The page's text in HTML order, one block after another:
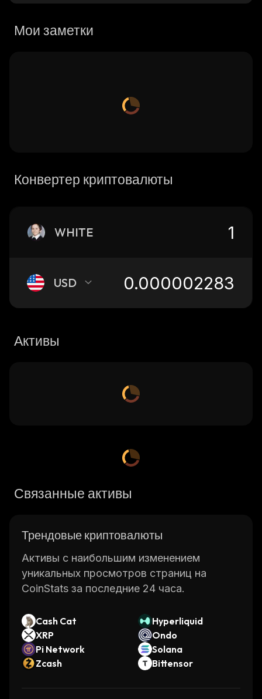
Мои заметки
Конвертер криптовалюты
WHITE
USD
Активы
Связанные активы
Трендовые криптовалюты
Активы с наибольшим изменением
уникальных просмотров страниц на
CoinStats за последние 24 часа.
Cash Cat
Hyperliquid
XRP
Ondo
Pi Network
Solana
Zcash
Bittensor